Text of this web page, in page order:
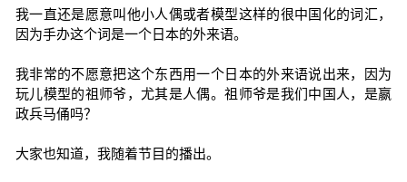
我一直还是愿意叫他小人偶或者模型这样的很中国化的词汇，
因为手办这个词是一个日本的外来语。
我非常的不愿意把这个东西用一个日本的外来语说出来，因为
玩儿模型的祖师爷，尤其是人偶。祖师爷是我们中国人，是嬴
政兵马俑吗？
大家也知道，我随着节目的播出。